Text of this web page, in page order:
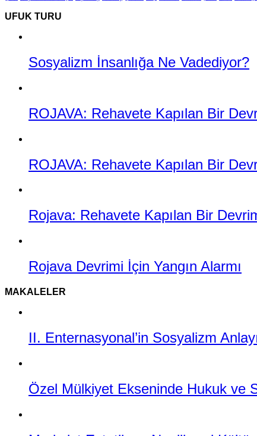
UFUK TURU
Sosyalizm İnsanlığa Ne Vadediyor?
ROJAVA: Rehavete Kapılan Bir
ROJAVA: Rehavete Kapılan Bir
Rojava: Rehavete Kapılan Bir
Rojava Devrimi İçin Yangın Alarmı
MAKALELER
II. Enternasyonal’in Sosyalizm
Özel Mülkiyet Ekseninde Hukuk ve